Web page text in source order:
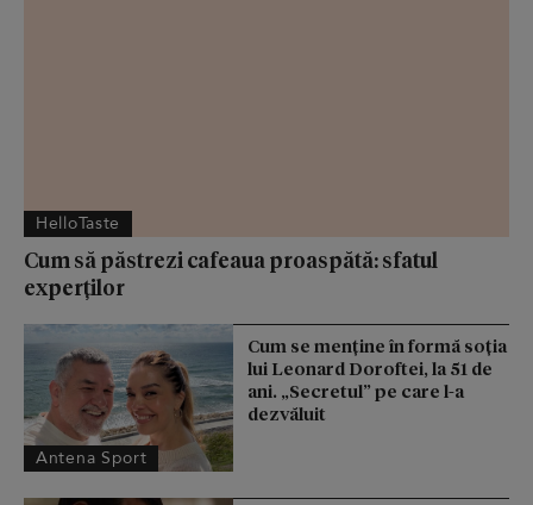
HelloTaste
Cum să păstrezi cafeaua proaspătă: sfatul
experților
Antena Sport
Cum se menţine în formă soţia
lui Leonard Doroftei, la 51 de
ani. „Secretul” pe care l-a
dezvăluit